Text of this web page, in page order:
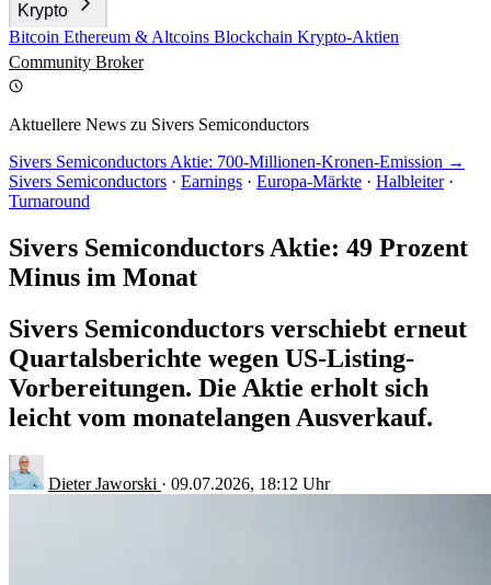
Krypto
Bitcoin Ethereum & Altcoins Blockchain Krypto-Aktien
Community Broker
Aktuellere News zu Sivers Semiconductors
Sivers Semiconductors Aktie: 700-Millionen-Kronen-Emission →
Sivers Semiconductors · Earnings · Europa-Märkte · Halbleiter ·
Turnaround
Sivers Semiconductors Aktie: 49 Prozent
Minus im Monat
Sivers Semiconductors verschiebt erneut
Quartalsberichte wegen US-Listing-
Vorbereitungen. Die Aktie erholt sich
leicht vom monatelangen Ausverkauf.
Dieter Jaworski · 09.07.2026, 18:12 Uhr